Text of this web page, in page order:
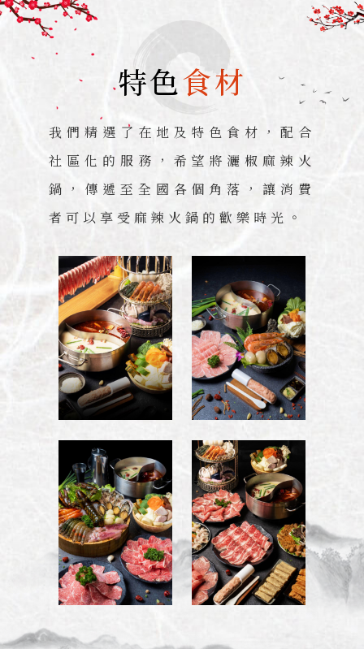
特色食材
我們精選了在地及特色食材，配合
社區化的服務，希望將灑椒麻辣火
鍋，傳遞至全國各個角落，讓消費
者可以享受麻辣火鍋的歡樂時光。